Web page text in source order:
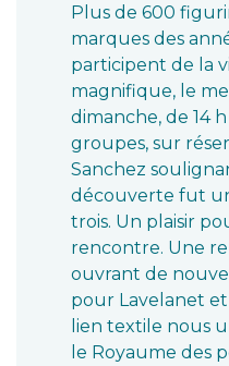
Plus de 600
marques des
participent de la
magnifique, le
dimanche, de 14
groupes, sur
Sanchez
découverte fut
trois. Un plaisir
rencontre. Une
ouvrant de
pour Lavelanet et
lien textile nous
le Royaume des